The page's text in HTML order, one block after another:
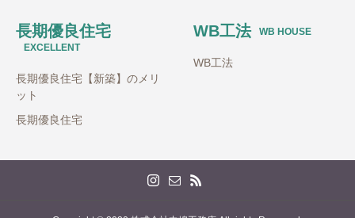
長期優良住宅
EXCELLENT
長期優良住宅【新築】のメリ
ット
長期優良住宅
WB工法 WB HOUSE
WB工法